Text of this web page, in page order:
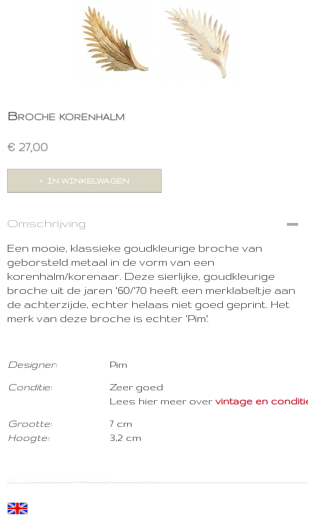
Broche korenhalm
€ 27,00
IN WINKELWAGEN
Omschrijving
Een mooie, klassieke goudkleurige broche van
geborsteld metaal in de vorm van een
korenhalm/korenaar. Deze sierlijke, goudkleurige
broche uit de jaren '60/'70 heeft een merklabeltje aan
de achterzijde, echter helaas niet goed geprint. Het
merk van deze broche is echter 'Pim'.
Designer:
Conditie:
Grootte:
Hoogte:
Pim
Zeer goed
Lees hier meer over vintage en conditie .
7 cm
3,2 cm